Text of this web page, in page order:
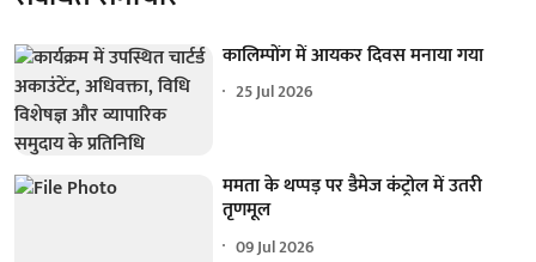
कालिम्पोंग में आयकर दिवस मनाया गया
25 Jul 2026
ममता के थप्पड़ पर डैमेज कंट्रोल में उतरी
तृणमूल
09 Jul 2026